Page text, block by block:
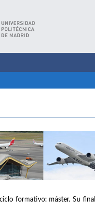
formativo: máster. Su